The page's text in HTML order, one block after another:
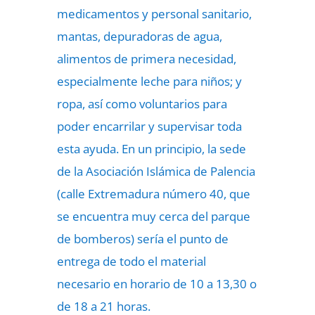
medicamentos y personal sanitario,
mantas, depuradoras de agua,
alimentos de primera necesidad,
especialmente leche para niños; y
ropa, así como voluntarios para
poder encarrilar y supervisar toda
esta ayuda. En un principio, la sede
de la Asociación Islámica de Palencia
(calle Extremadura número 40, que
se encuentra muy cerca del parque
de bomberos) sería el punto de
entrega de todo el material
necesario en horario de 10 a 13,30 o
de 18 a 21 horas.